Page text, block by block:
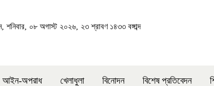
শনিবার, ০৮ অগাস্ট ২০২৬, ২৩ শ্রাবণ ১৪৩৩ বঙ্গাব্দ
আইন-অপরাধ খেলাধুলা বিনোদন বিশেষ প্রতিবেদন